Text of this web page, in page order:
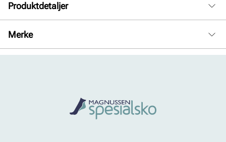
Produktdetaljer
Membran:
Merke